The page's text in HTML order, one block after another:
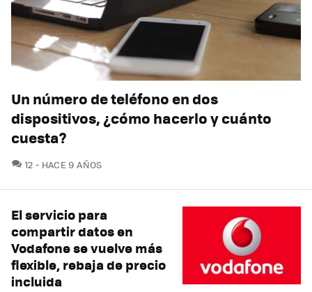
Un número de teléfono en dos
dispositivos, ¿cómo hacerlo y cuánto
cuesta?
12 COMENTARIOS
HACE 9 AÑOS
El servicio para
compartir datos en
Vodafone se vuelve más
flexible, rebaja de precio
incluida